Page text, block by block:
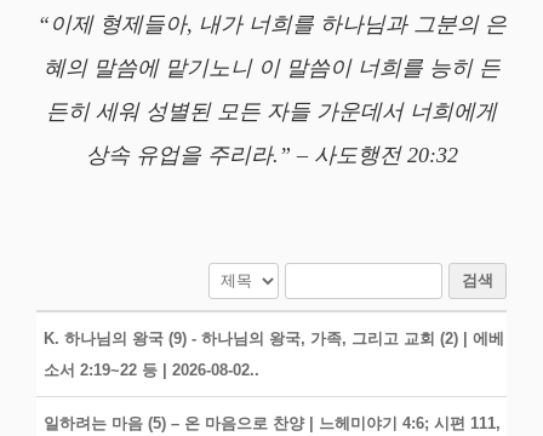
“이제 형제들아, 내가 너희를 하나님과 그분의 은
혜의 말씀에 맡기노니 이 말씀이 너희를 능히 든
든히 세워 성별된 모든 자들 가운데서 너희에게
상속 유업을 주리라.” – 사도행전 20:32
검색
K. 하나님의 왕국 (9) - 하나님의 왕국, 가족, 그리고 교회 (2) | 에베
소서 2:19~22 등 | 2026-08-02..
일하려는 마음 (5) – 온 마음으로 찬양 | 느헤미야기 4:6; 시편 111,